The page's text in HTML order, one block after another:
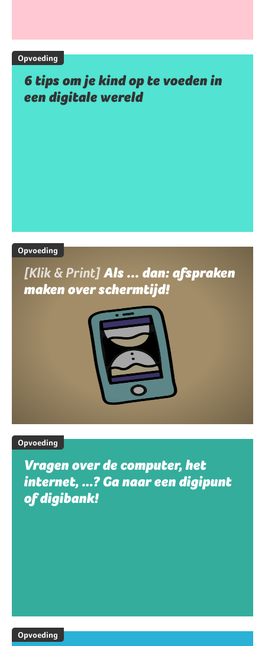
Opvoeding
6 tips om je kind op te voeden in
een digitale wereld
Opvoeding
[Klik & Print]Als ... dan: afspraken
maken over schermtijd!
Opvoeding
Vragen over de computer, het
internet, …? Ga naar een digipunt
of digibank!
Opvoeding